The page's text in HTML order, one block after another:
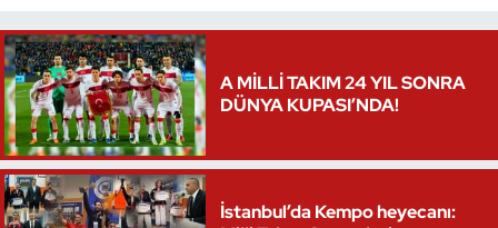
A MİLLİ TAKIM 24 YIL SONRA
DÜNYA KUPASI’NDA!
İstanbul’da Kempo heyecanı:
Triatlon
Voleybol
Vücut Geliştirme Fitness
Wushu Kungfu